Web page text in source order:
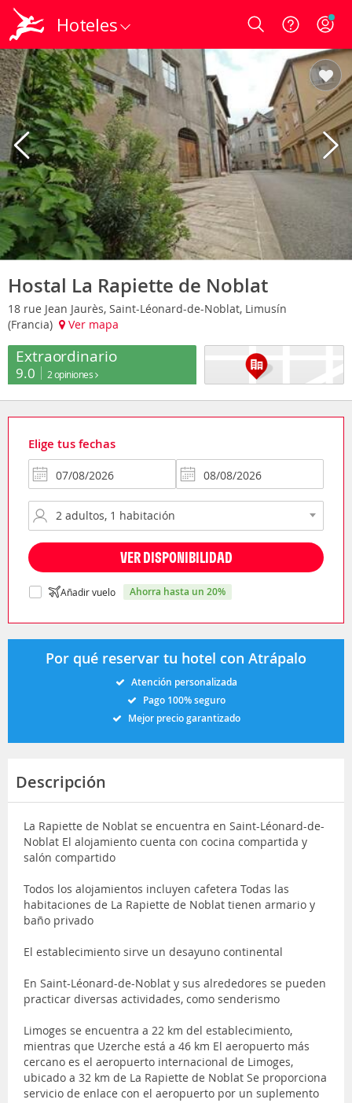
Hoteles Login
Hostal La Rapiette de Noblat
18 rue Jean Jaurès, Saint-Léonard-de-Noblat, Limusín
(Francia)
Ver mapa
Extraordinario
9.0 2 opiniones
Elige tus fechas
VER DISPONIBILIDAD
Añadir vuelo ahorra hasta un 20%
Por qué reservar tu hotel con Atrápalo
Atención personalizada
Pago 100% seguro
Mejor precio garantizado
Descripción
La Rapiette de Noblat se encuentra en Saint-Léonard-de-
Noblat El alojamiento cuenta con cocina compartida y
salón compartido
Todos los alojamientos incluyen cafetera Todas las
habitaciones de La Rapiette de Noblat tienen armario y
baño privado
El establecimiento sirve un desayuno continental
En Saint-Léonard-de-Noblat y sus alrededores se pueden
practicar diversas actividades, como senderismo
Limoges se encuentra a 22 km del establecimiento,
mientras que Uzerche está a 46 km El aeropuerto más
cercano es el aeropuerto internacional de Limoges,
ubicado a 32 km de La Rapiette de Noblat Se proporciona
servicio de enlace con el aeropuerto por un suplemento